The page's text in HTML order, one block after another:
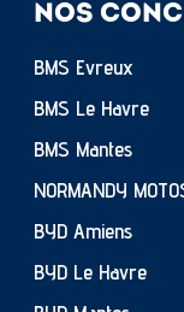
NOS
BMS Evreux
BMS Le Havre
BMS Mantes
NORMANDY
BYD Amiens
BYD Le Havre